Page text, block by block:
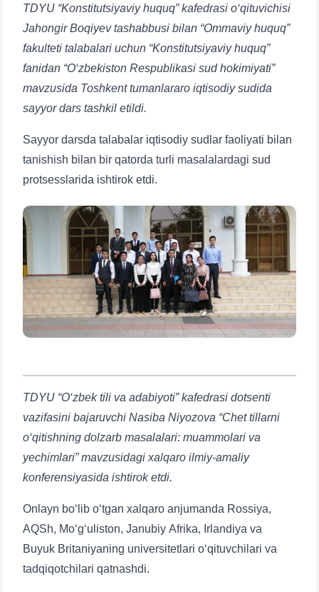
TDYU “Konstitutsiyaviy huquq” kafedrasi o‘qituvichisi
Jahongir Boqiyev tashabbusi bilan “Ommaviy huquq”
fakulteti talabalari uchun “Konstitutsiyaviy huquq”
fanidan “O‘zbekiston Respublikasi sud hokimiyati”
mavzusida Toshkent tumanlararo iqtisodiy sudida
sayyor dars tashkil etildi.
Sayyor darsda talabalar iqtisodiy sudlar faoliyati bilan
tanishish bilan bir qatorda turli masalalardagi sud
protsesslarida ishtirok etdi.
TDYU “O‘zbek tili va adabiyoti” kafedrasi dotsenti
vazifasini bajaruvchi Nasiba Niyozova “Chet tillarni
o‘qitishning dolzarb masalalari: muammolari va
yechimlari” mavzusidagi xalqaro ilmiy-amaliy
konferensiyasida ishtirok etdi.
Onlayn bo‘lib o‘tgan xalqaro anjumanda Rossiya,
AQSh, Mo‘g‘uliston, Janubiy Afrika, Irlandiya va
Buyuk Britaniyaning universitetlari o‘qituvchilari va
tadqiqotchilari qatnashdi.